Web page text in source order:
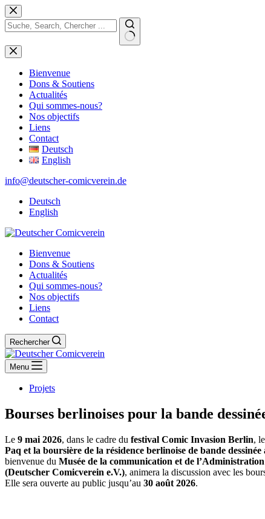
Passer
au
contenu
Aucun
résultat
Bienvenue
Dons & Soutiens
Actualités
Qui sommes-nous?
Nos objectifs
Liens
Contact
Deutsch
English
info@deutscher-comicverein.de
Deutsch
English
Bienvenue
Dons & Soutiens
Actualités
Qui sommes-nous?
Nos objectifs
Liens
Contact
Rechercher
Menu
Projets
Bourses berlinoises pour la bande
Le 9 mai 2026, dans le cadre du festival Comic Invasion Berlin,
Paq et la boursière de la résidence berlinoise de bande dessinée
bienvenue du Musée de la communication et de
(Deutscher Comicverein e.V.), animera la discussion avec les
Elle sera ouverte au public jusqu’au 30 août 2026.